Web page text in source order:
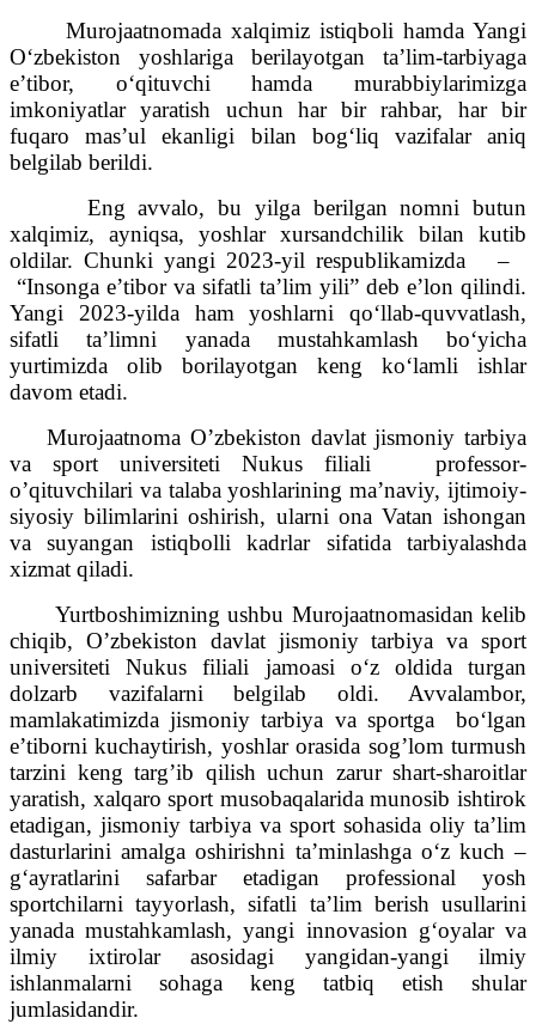
Murojaatnomada xalqimiz istiqboli hamda Yangi
O‘zbekiston yoshlariga berilayotgan ta’lim-tarbiyaga
e’tibor, o‘qituvchi hamda murabbiylarimizga
imkoniyatlar yaratish uchun har bir rahbar, har bir
fuqaro mas’ul ekanligi bilan bog‘liq vazifalar aniq
belgilab berildi.
Eng avvalo, bu yilga berilgan nomni butun
xalqimiz, ayniqsa, yoshlar xursandchilik bilan kutib
oldilar. Chunki yangi 2023-yil respublikamizda –
“Insonga e’tibor va sifatli ta’lim yili” deb e’lon qilindi.
Yangi 2023-yilda ham yoshlarni qo‘llab-quvvatlash,
sifatli ta’limni yanada mustahkamlash bo‘yicha
yurtimizda olib borilayotgan keng ko‘lamli ishlar
davom etadi.
Murojaatnoma O’zbekiston davlat jismoniy tarbiya
va sport universiteti Nukus filiali professor-
o’qituvchilari va talaba yoshlarining ma’naviy, ijtimoiy-
siyosiy bilimlarini oshirish, ularni ona Vatan ishongan
va suyangan istiqbolli kadrlar sifatida tarbiyalashda
xizmat qiladi.
Yurtboshimizning ushbu Murojaatnomasidan kelib
chiqib, O’zbekiston davlat jismoniy tarbiya va sport
universiteti Nukus filiali jamoasi o‘z oldida turgan
dolzarb vazifalarni belgilab oldi. Avvalambor,
mamlakatimizda jismoniy tarbiya va sportga bo‘lgan
e’tiborni kuchaytirish, yoshlar orasida sog’lom turmush
tarzini keng targ’ib qilish uchun zarur shart-sharoitlar
yaratish, xalqaro sport musobaqalarida munosib ishtirok
etadigan, jismoniy tarbiya va sport sohasida oliy ta’lim
dasturlarini amalga oshirishni ta’minlashga o‘z kuch –
g‘ayratlarini safarbar etadigan professional yosh
sportchilarni tayyorlash, sifatli ta’lim berish usullarini
yanada mustahkamlash, yangi innovasion g‘oyalar va
ilmiy ixtirolar asosidagi yangidan-yangi ilmiy
ishlanmalarni sohaga keng tatbiq etish shular
jumlasidandir.